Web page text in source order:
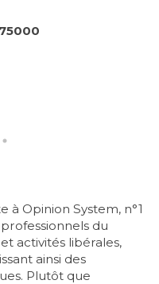
Opinion System, n°1
du
activités libérales,
ainsi des
Plutôt que